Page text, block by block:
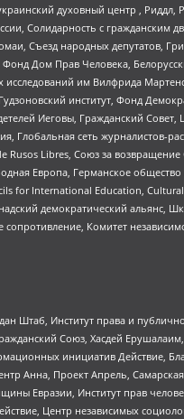
духовный центр , Риддл,
Солидарность с гражданским
Съезд народных депутатов,
Дом Прав Человека,
им Вилфрида
институт, Фонд
Иеговы, Гражданский Совет,
Глобальная сеть журналистов-
Libres, Союз за возвращение
Европа, Германское
for International Education,
демократический альянс,
Комитет
Штаб, Институт права и
Союз, Хасдей
инициатив Действие,
Анна, Проект Апрель,
Евразии, Институт прав
Центр независимых